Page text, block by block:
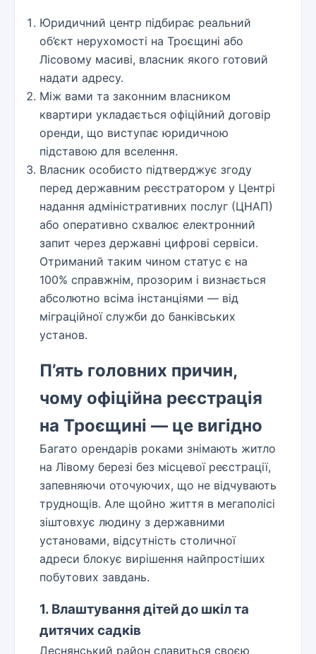
Юридичний центр підбирає реальний
об’єкт нерухомості на Троєщині або
Лісовому масиві, власник якого готовий
надати адресу.
Між вами та законним власником
квартири укладається офіційний договір
оренди, що виступає юридичною
підставою для вселення.
Власник особисто підтверджує згоду
перед державним реєстратором у Центрі
надання адміністративних послуг (ЦНАП)
або оперативно схвалює електронний
запит через державні цифрові сервіси.
Отриманий таким чином статус є на
100% справжнім, прозорим і визнається
абсолютно всіма інстанціями — від
міграційної служби до банківських
установ.
П’ять головних причин,
чому офіційна реєстрація
на Троєщині — це вигідно
Багато орендарів роками знімають житло
на Лівому березі без місцевої реєстрації,
запевняючи оточуючих, що не відчувають
труднощів. Але щойно життя в мегаполісі
зіштовхує людину з державними
установами, відсутність столичної
адреси блокує вирішення найпростіших
побутових завдань.
1. Влаштування дітей до шкіл та
дитячих садків
Деснянський район славиться своєю